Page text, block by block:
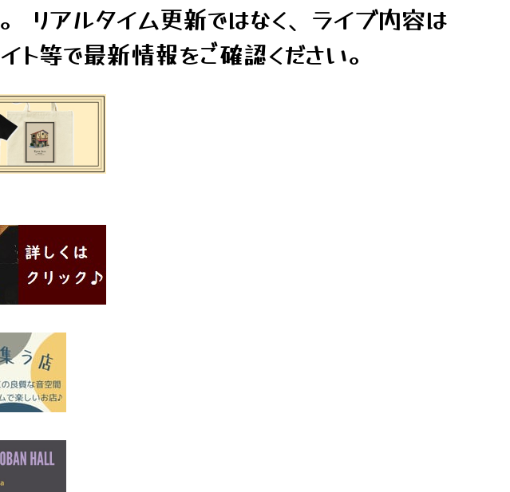
リアルタイム更新ではなく、ライブ内容は
等で最新情報をご確認ください。